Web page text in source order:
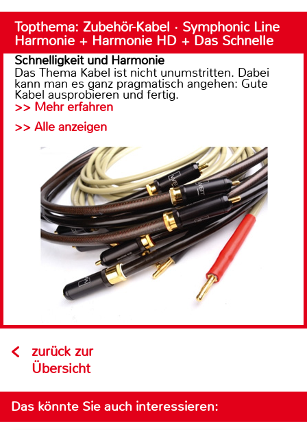
Topthema: Zubehör-Kabel · Symphonic Line
Harmonie + Harmonie HD + Das Schnelle
Schnelligkeit und Harmonie
Das Thema Kabel ist nicht unumstritten. Dabei
kann man es ganz pragmatisch angehen: Gute
Kabel ausprobieren und fertig.
>> Mehr erfahren
>> Alle anzeigen
zurück zur
Übersicht
Das könnte Sie auch interessieren: